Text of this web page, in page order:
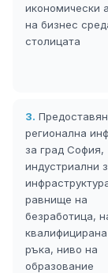
икономически
на бизнес
столицата
3.
регионална
за град София,
индустриални
равнище на
безработица,
ръка, ниво на
образование